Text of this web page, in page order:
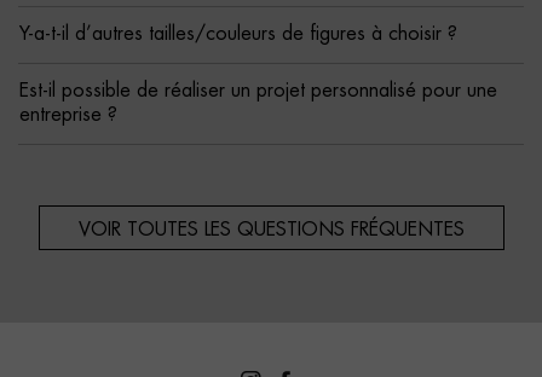
Y-a-t-il d’autres tailles/couleurs de figures à choisir ?
Est-il possible de réaliser un projet personnalisé pour une
entreprise ?
VOIR TOUTES LES QUESTIONS FRÉQUENTES